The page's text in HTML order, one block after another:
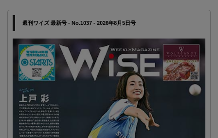
週刊ワイズ 最新号 - No.1037 - 2026年8月5日号